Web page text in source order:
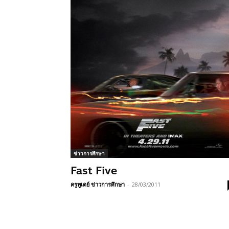
ข่าวการศึกษา
Fast Five
ครูทูเดย์ ข่าวการศึกษา - 28/03/2011